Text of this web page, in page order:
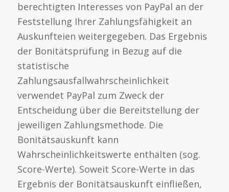
berechtigten Interesses von PayPal an der
Feststellung Ihrer Zahlungsfähigkeit an
Auskunfteien weitergegeben. Das Ergebnis
der Bonitätsprüfung in Bezug auf die
statistische
Zahlungsausfallwahrscheinlichkeit
verwendet PayPal zum Zweck der
Entscheidung über die Bereitstellung der
jeweiligen Zahlungsmethode. Die
Bonitätsauskunft kann
Wahrscheinlichkeitswerte enthalten (sog.
Score-Werte). Soweit Score-Werte in das
Ergebnis der Bonitätsauskunft einfließen,